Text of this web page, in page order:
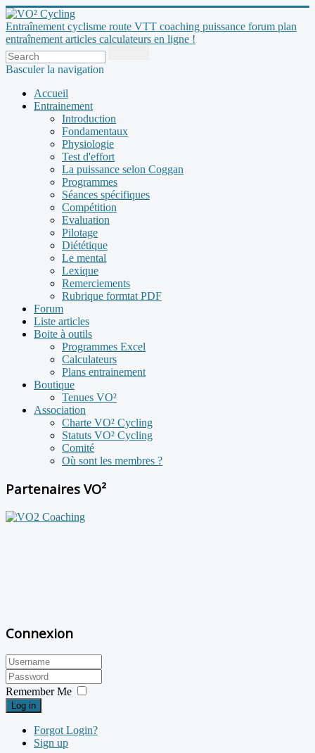
Entraînement cyclisme route VTT coaching puissance forum plan
entraînement articles calculateurs en ligne !
Basculer la navigation
Accueil
Entrainement
Introduction
Fondamentaux
Physiologie
Test d'effort
La puissance selon Coggan
Programmes
Séances spécifiques
Compétition
Evaluation
Pilotage
Diététique
Le mental
Lexique
Remerciements
Rubrique formtat PDF
Forum
Liste articles
Boite à outils
Programmes Excel
Calculateurs
Plans entrainement
Boutique
Tenues VO²
Association
Charte VO² Cycling
Statuts VO² Cycling
Comité
Où sont les membres ?
Partenaires VO²
Connexion
Remember Me
Log in
Forgot Login?
Sign up